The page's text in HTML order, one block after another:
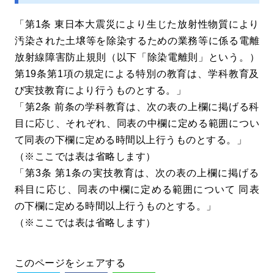
「第1条 東日本大震災により生じた放射性物質により
汚染された土壌等を除染するための業務等に係る電離
放射線障害防止規則（以下「除染電離則」という。）
第19条第1項の規定による特別の教育は、学科教育及
び実技教育により行うものとする。」
「第2条 前条の学科教育は、次の表の上欄に掲げる科
目に応じ、それぞれ、同表の中欄に定める範囲につい
て同表の下欄に定める時間以上行うものとする。」
（※ここでは表は省略します）
「第3条 第1条の実技教育は、次の表の上欄に掲げる
科目に応じ、同表の中欄に定める範囲について 同表
の下欄に定める時間以上行うものとする。」
（※ここでは表は省略します）
このページをシェアする